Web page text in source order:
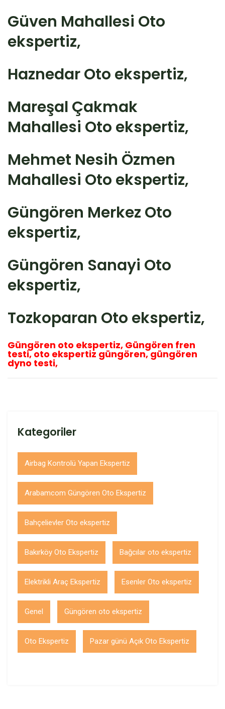
Güven Mahallesi Oto
ekspertiz,
Haznedar Oto ekspertiz,
Mareşal Çakmak
Mahallesi Oto ekspertiz,
Mehmet Nesih Özmen
Mahallesi Oto ekspertiz,
Güngören Merkez Oto
ekspertiz,
Güngören Sanayi Oto
ekspertiz,
Tozkoparan Oto ekspertiz,
Güngören oto ekspertiz, Güngören fren
testi, oto ekspertiz güngören, güngören
dyno testi,
Kategoriler
Airbag Kontrolü Yapan Ekspertiz
Arabamcom Güngören Oto Ekspertiz
Bahçelievler Oto ekspertiz
Bakırköy Oto Ekspertiz Bağcılar oto ekspertiz
Elektrikli Araç Ekspertiz Esenler Oto ekspertiz
Genel Güngören oto ekspertiz
Oto Ekspertiz Pazar günü Açık Oto Ekspertiz